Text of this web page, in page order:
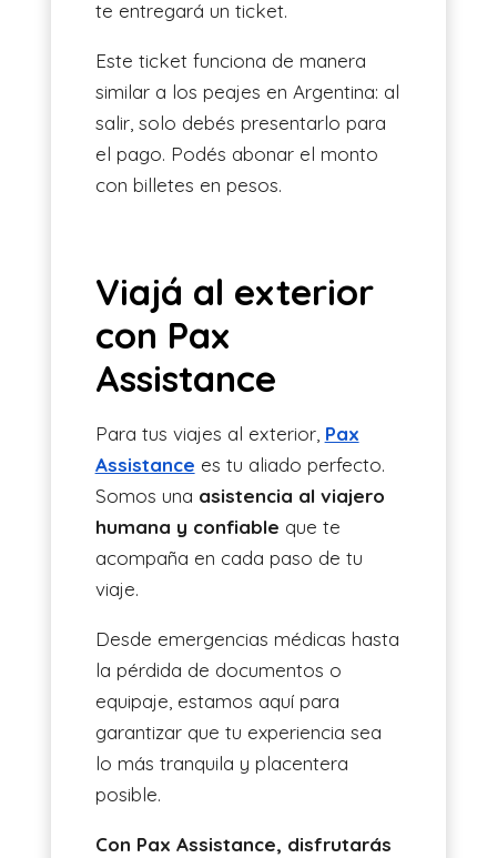
te entregará un ticket.
Este ticket funciona de manera
similar a los peajes en Argentina: al
salir, solo debés presentarlo para
el pago. Podés abonar el monto
con billetes en pesos.
Viajá al exterior
con Pax
Assistance
Para tus viajes al exterior, Pax
Assistance es tu aliado perfecto.
Somos una asistencia al viajero
humana y confiable que te
acompaña en cada paso de tu
viaje.
Desde emergencias médicas hasta
la pérdida de documentos o
equipaje, estamos aquí para
garantizar que tu experiencia sea
lo más tranquila y placentera
posible.
Con Pax Assistance, disfrutarás